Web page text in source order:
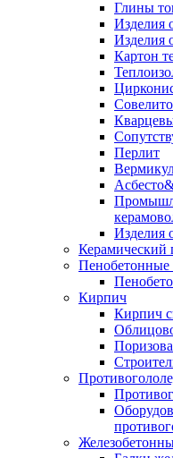
Глины
Изделия
Картон
Перлит
Керамический
Пенобетонные
Кирпич
Кирпич